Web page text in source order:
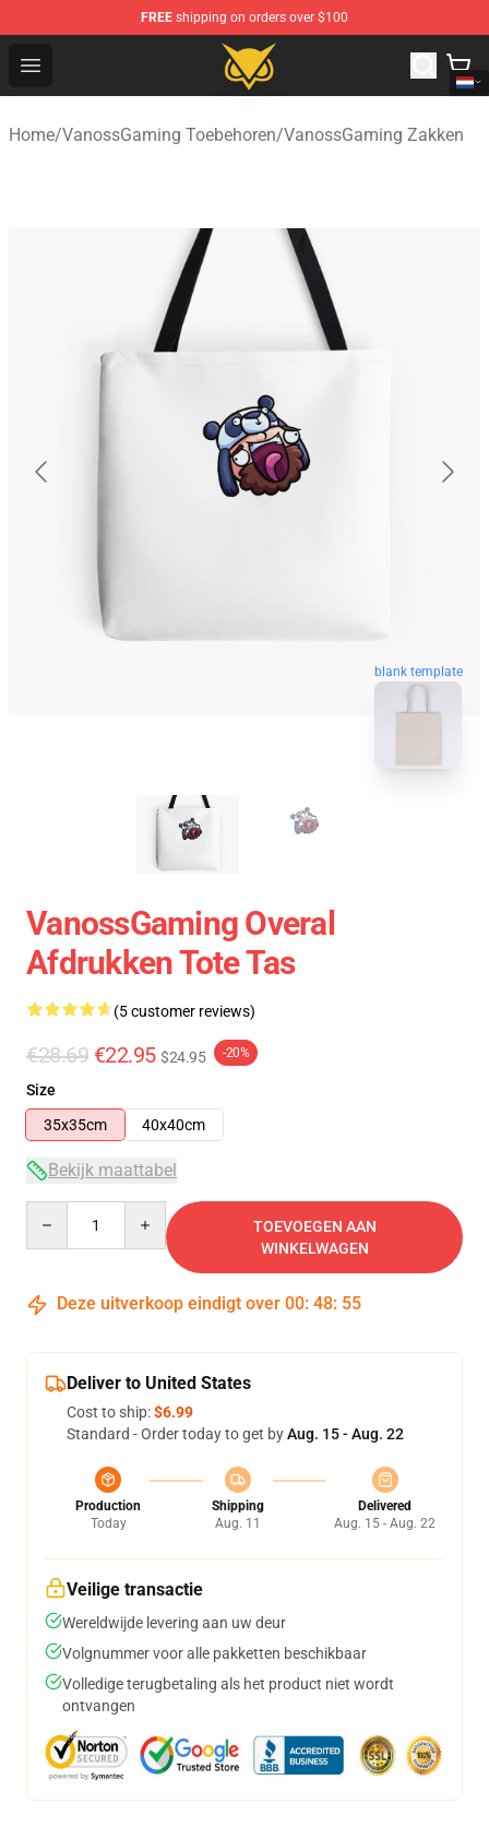
FREE shipping on orders over $100
Open menu
Vanossgaming Store - Official Vanossgaming
Home/VanossGaming Toebehoren/VanossGaming Zakken
blank template
VanossGaming Overal
Afdrukken Tote Tas
(5 customer reviews)
€28.69 €22.95 $24.95 -20%
Size
35x35cm
40x40cm
Bekijk maattabel
TOEVOEGEN AAN
WINKELWAGEN
Deze uitverkoop eindigt over 00: 48: 54
Deliver to United States
Cost to ship:$6.99
Standard - Order today to get byAug. 15 - Aug. 22
Production
Today
Shipping
Aug. 11
Delivered
Aug. 15 - Aug. 22
Veilige transactie
Wereldwijde levering aan uw deur
Volgnummer voor alle pakketten beschikbaar
Volledige terugbetaling als het product niet wordt
ontvangen